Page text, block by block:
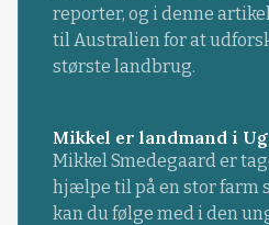
reporter, og i denne
til Australien for at
største landbrug.
Mikkel er landmand i
Mikkel Smedegaard er
hjælpe til på en stor farm
kan du følge med i den